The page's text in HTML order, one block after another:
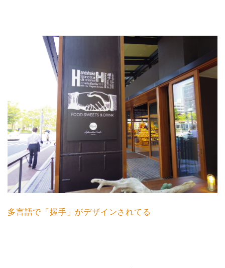
多言語で「握手」がデザインされてる